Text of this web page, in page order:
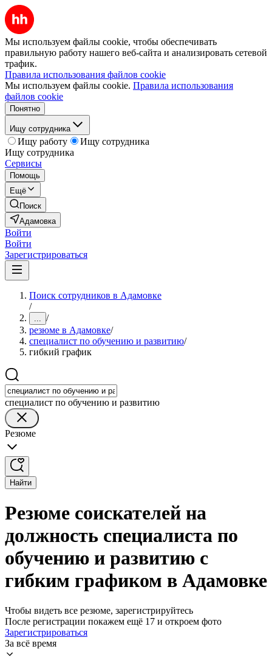
Мы используем файлы cookie, чтобы обеспечивать
правильную работу нашего веб-сайта и анализировать сетевой
трафик.
Правила использования файлов cookie
Мы используем файлы cookie. Правила использования
файлов cookie
Понятно
Ищу сотрудника
Ищу работу
Ищу сотрудника
Ищу сотрудника
Сервисы
Помощь
Ещё
Поиск
Адамовка
Войти
Войти
Зарегистрироваться
Поиск сотрудников в Адамовке
/
... /
резюме в Адамовке/
специалист по обучению и развитию/
гибкий график
специалист по обучению и развитию
Резюме
Найти
Резюме соискателей на
должность специалиста по
обучению и развитию с
гибким графиком в Адамовке
Чтобы видеть все резюме, зарегистрируйтесь
После регистрации покажем ещё 17 и откроем фото
Зарегистрироваться
За всё время